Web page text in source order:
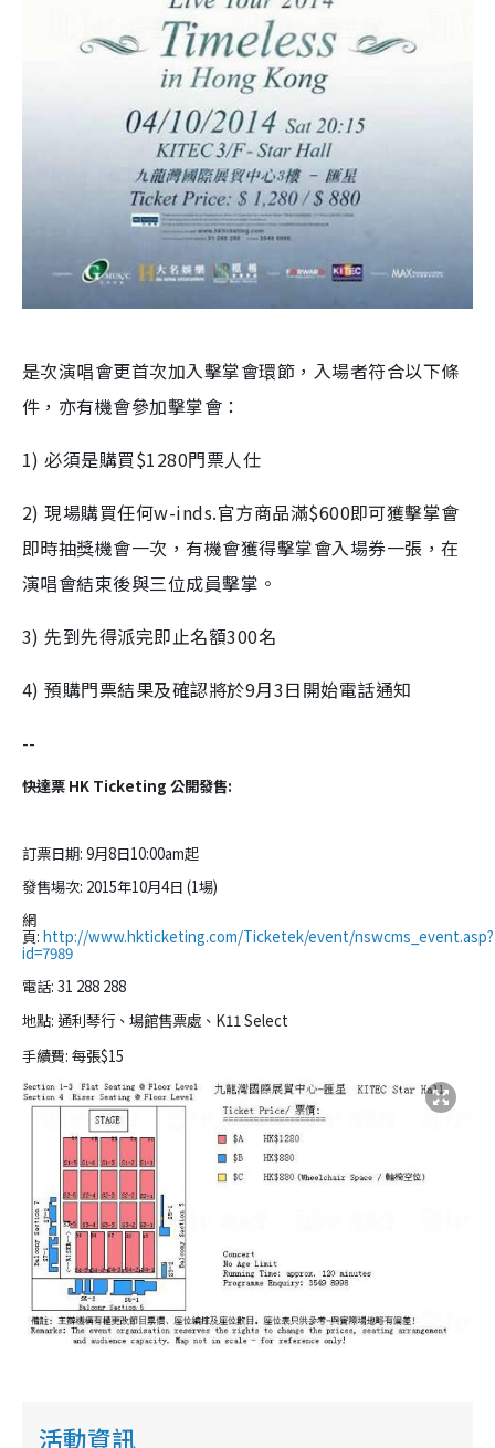
是次演唱會更首次加入擊掌會環節，入場者符合以下條
件，亦有機會參加擊掌會：
1) 必須是購買$1280門票人仕
2) 現場購買任何w-inds.官方商品滿$600即可獲擊掌會
即時抽獎機會一次，有機會獲得擊掌會入場券一張，在
演唱會結束後與三位成員擊掌。
3) 先到先得派完即止名額300名
4) 預購門票結果及確認將於9月3日開始電話通知
--
快達票 HK Ticketing 公開發售:
訂票日期: 9月8日10:00am起
發售場次: 2015年10月4日 (1場)
網
頁: http://www.hkticketing.com/Ticketek/event/nswcms_event.asp?
id=7989
電話: 31 288 288
地點: 通利琴行、場館售票處、 K11 Select
手續費: 每張$15
活動資訊